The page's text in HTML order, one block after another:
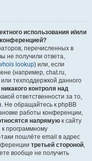
использования и/или
перечисленных в
не получили ответа,
lookup) или, если
(например, chat.ru,
или техподдержкой данного
контроля над
ответственности за то,
Не обращайтесь к phpBB
работы конференции,
напрямую к сайту
к программному
пошлёте email в адрес
третьей стороной,
вообще не получить